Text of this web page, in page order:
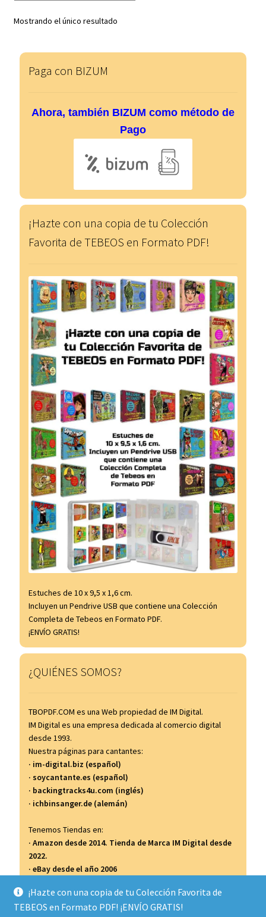
¡Hazte con una copia de tu Colección Favorita de
TEBEOS en Formato PDF! ¡ENVÍO GRATIS!
Mostrando el único resultado
Paga con BIZUM
Ahora, también BIZUM como método de
Pago
¡Hazte con una copia de tu Colección
Favorita de TEBEOS en Formato PDF!
Estuches de 10 x 9,5 x 1,6 cm.
Incluyen un Pendrive USB que contiene una Colección
Completa de Tebeos en Formato PDF.
¡ENVÍO GRATIS!
¿QUIÉNES SOMOS?
TBOPDF.COM es una Web propiedad de IM Digital.
IM Digital es una empresa dedicada al comercio digital
desde 1993.
Nuestra páginas para cantantes:
· im-digital.biz (español)
· soycantante.es (español)
· backingtracks4u.com (inglés)
· ichbinsanger.de (alemán)
Tenemos Tiendas en:
· Amazon desde 2014. Tienda de Marca IM Digital desde
2022.
· eBay desde el año 2006
...y así...